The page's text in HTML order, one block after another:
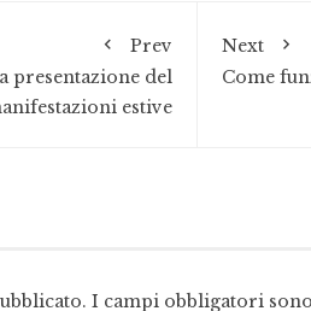
Prev
presentazione del
estive
Next
Come
I campi obbligatori